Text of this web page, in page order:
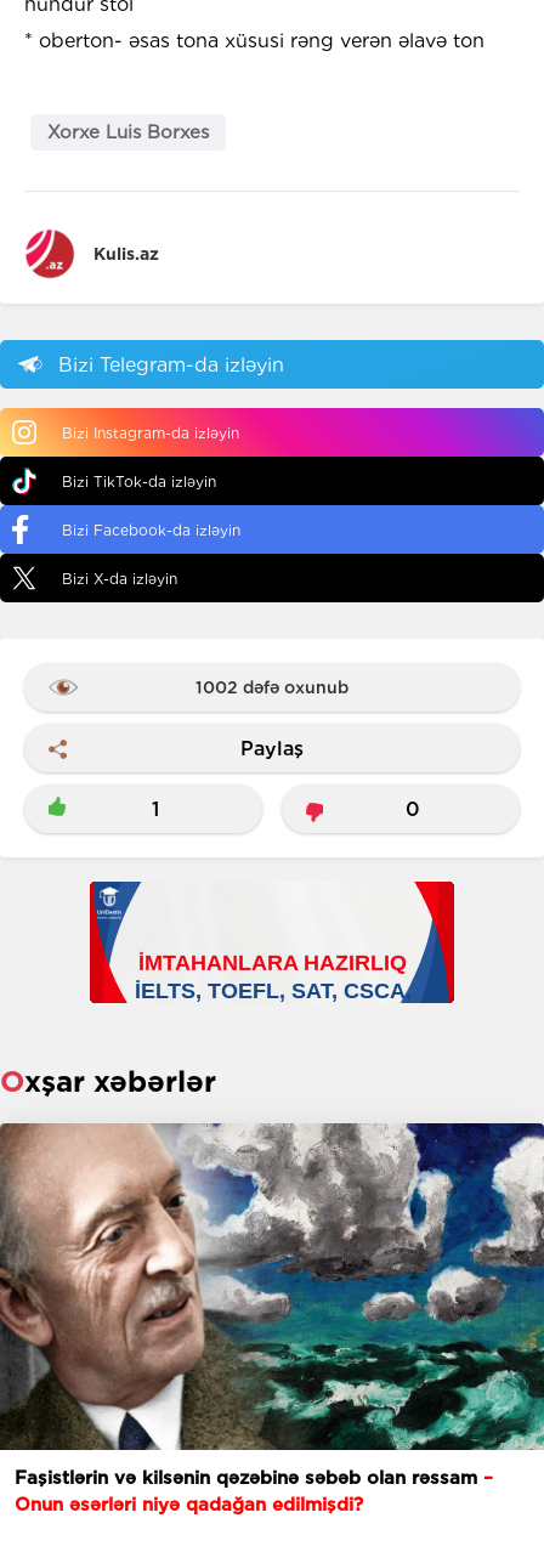
hündür stol
* oberton- əsas tona xüsusi rəng verən əlavə ton
Xorxe Luis Borxes
Kulis.az
Bizi Telegram-da izləyin
Bizi Instagram-da izləyin
Bizi TikTok-da izləyin
Bizi Facebook-da izləyin
Bizi X-da izləyin
1002 dəfə oxunub
Paylaş
1 0
Oxşar xəbərlər
Faşistlərin və kilsənin qəzəbinə səbəb olan rəssam –
Onun əsərləri niyə qadağan edilmişdi?